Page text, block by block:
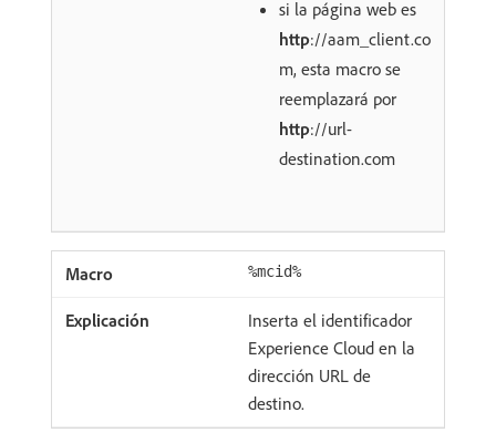
si la página web es
http://aam_client.co
m, esta macro se
reemplazará por
http://url-
destination.com
%mcid%
Inserta el identificador
Experience Cloud en la
dirección URL de
destino.